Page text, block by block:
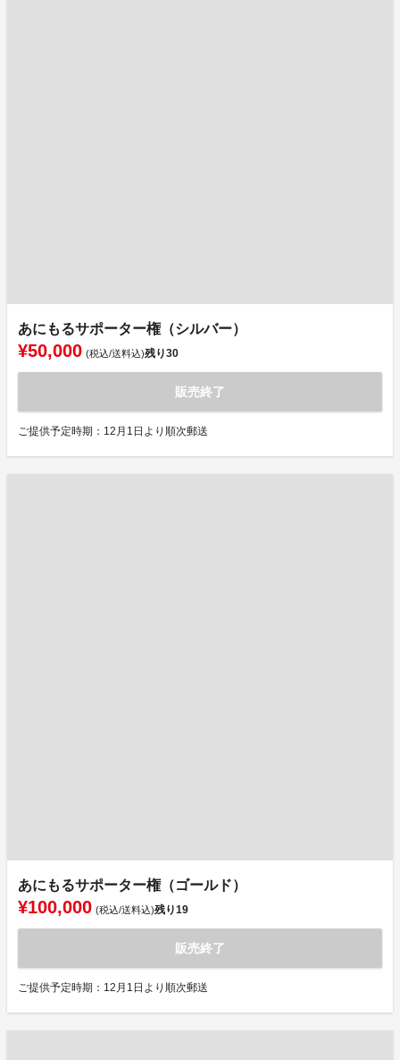
あにもるサポーター権（シルバー）
¥50,000 (税込/送料込)残り30
販売終了
ご提供予定時期：12月1日より順次郵送
あにもるサポーター権（ゴールド）
¥100,000 (税込/送料込)残り19
販売終了
ご提供予定時期：12月1日より順次郵送